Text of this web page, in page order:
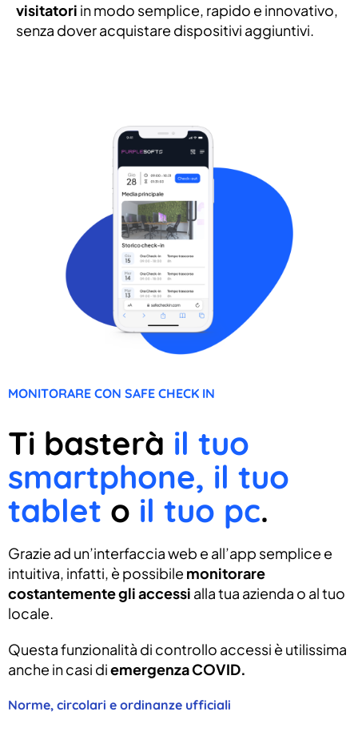
visitatori in modo semplice, rapido e innovativo,
senza dover acquistare dispositivi aggiuntivi.
MONITORARE CON SAFE CHECK IN
Ti basterà il tuo
smartphone, il tuo
tablet o il tuo pc.
Grazie ad un’interfaccia web e all’app semplice e
intuitiva, infatti, è possibile monitorare
costantemente gli accessi alla tua azienda o al tuo
locale.
Questa funzionalità di controllo accessi è utilissima
anche in casi diemergenza COVID.
Norme, circolari e ordinanze ufficiali